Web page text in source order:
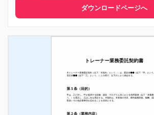
ダウンロードページへ